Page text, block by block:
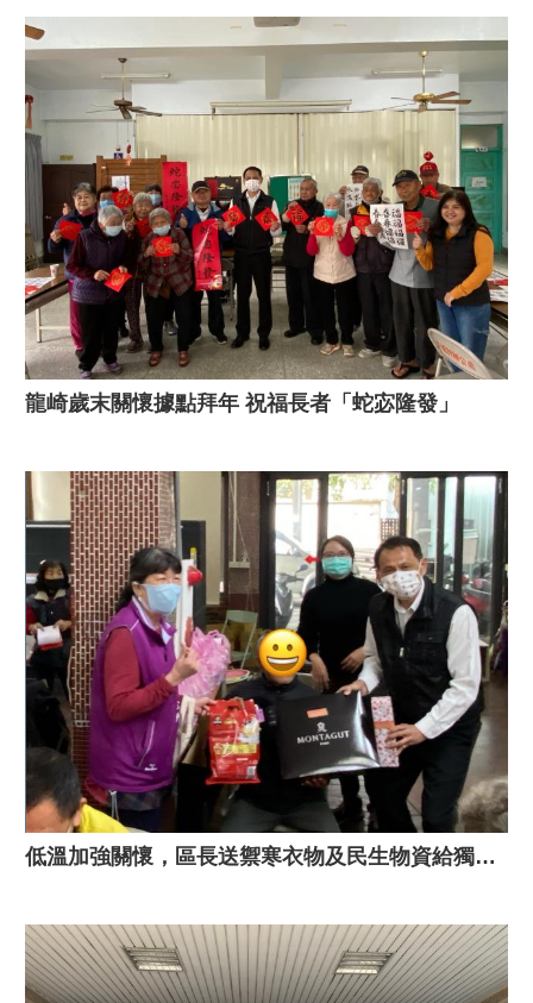
龍崎歲末關懷據點拜年 祝福長者「蛇宓隆發」
低溫加強關懷，區長送禦寒衣物及民生物資給獨居長者